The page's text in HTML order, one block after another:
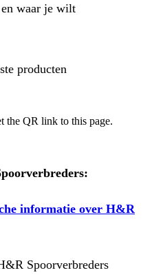
waar je wilt
producten
the QR link to this page.
informatie over H&R
Spoorverbreders